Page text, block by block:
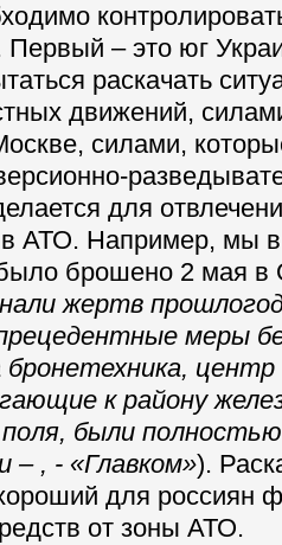
Первый – это юг
раскачать
движений,
силами,
для
в АТО. Например, мы
брошено 2 мая в
жертв
меры
центр
к району
поля, были
– , - «Главком»).
для россиян
от зоны АТО.